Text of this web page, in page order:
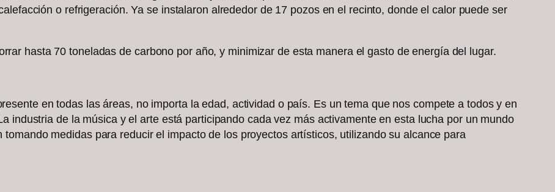
o refrigeración. Ya se instalaron alrededor de 17 pozos en el recinto, donde el calor puede ser
hasta 70 toneladas de carbono por año, y minimizar de esta manera el gasto de energía del lugar.
en todas las áreas, no importa la edad, actividad o país. Es un tema que nos compete a todos y en
industria de la música y el arte está participando cada vez más activamente en esta lucha por un mundo
medidas para reducir el impacto de los proyectos artísticos, utilizando su alcance para